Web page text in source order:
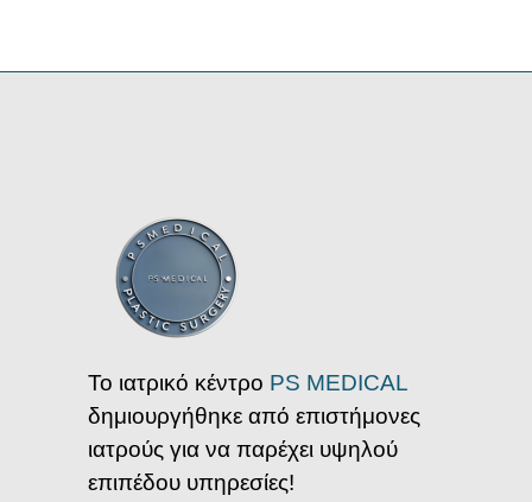
Το ιατρικό κέντρο PS MEDICAL
δημιουργήθηκε από επιστήμονες
ιατρούς για να παρέχει υψηλού
επιπέδου υπηρεσίες!